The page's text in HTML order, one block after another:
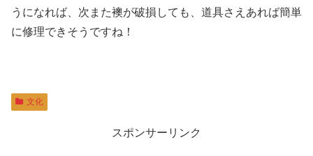
うになれば、次また襖が破損しても、道具さえあれば簡単
に修理できそうですね！
文化
スポンサーリンク